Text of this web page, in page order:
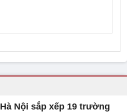
Hà Nội sắp xếp 19 trường